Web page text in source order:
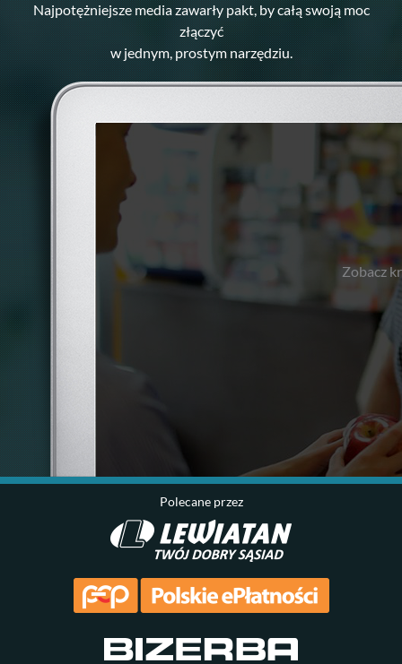
Najpotężniejsze media zawarły pakt, by całą swoją moc
złączyć
w jednym, prostym narzędziu.
Zobacz
Polecane przez